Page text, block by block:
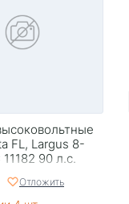
FL, Largus 8-
90 л.с.
Отложить